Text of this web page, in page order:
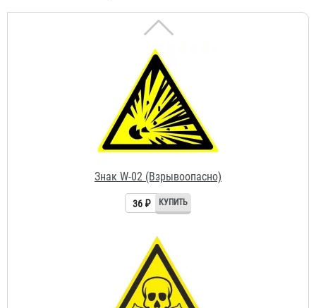
Знак W-02 (Взрывоопасно)
36 ₽
Знак W-03 (Опасно. Ядовитые вещества)